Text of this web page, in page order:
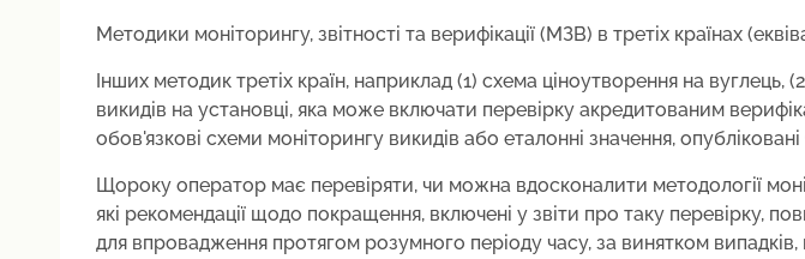
Методики моніторингу, звітності та верифікації (МЗВ) в третіх країнах
Інших методик третіх країн, наприклад (1) схема ціноутворення на вуглець,
викидів на установці, яка може включати перевірку акредитованим
обов'язкові схеми моніторингу викидів або еталонні значення,
Щороку оператор має перевіряти, чи можна вдосконалити методології
які рекомендації щодо покращення, включені у звіти про таку перевірку,
для впровадження протягом розумного періоду часу, за винятком